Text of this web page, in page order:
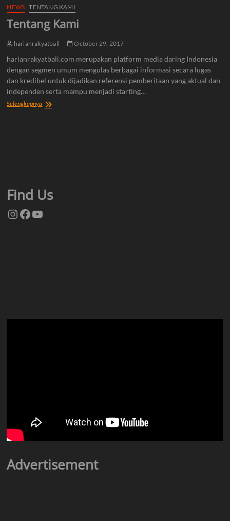
NEWS TENTANG KAMI
Tentang Kami
harianrakyatbali October 29, 2017
harianrakyatbali.com merupakan platform media daring Indonesia
dengan segmen umum mengulas berbagai informasi secara lugas
dan kredibel untuk dijadikan referensi pemberitaan yang aktual dan
independen serta mampu menjadi starting…
SelengkapnyaTentang
Find Us
Instagram
Facebook
YouTube
Advertisement